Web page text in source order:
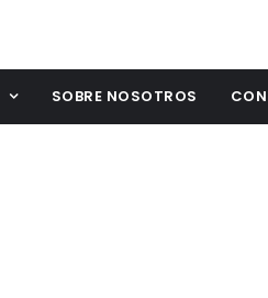
SOBRE NOSOTROS